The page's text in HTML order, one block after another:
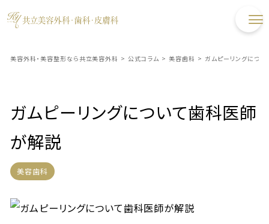
美容外科・美容整形なら共立美容外科 > 公式コラム > 美容歯科 > ガムピーリングにつ
ガムピーリングについて歯科医師
が解説
美容歯科